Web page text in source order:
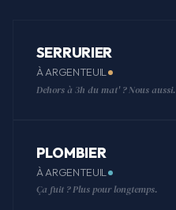
SERRURIER
À ARGENTEUIL
Dehors à 3h du mat' ? Nous aussi.
PLOMBIER
À ARGENTEUIL
Ça fuit ? Plus pour longtemps.